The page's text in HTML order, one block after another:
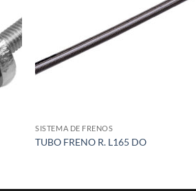
SISTEMA DE FRENOS
TUBO FRENO R. L165 DO